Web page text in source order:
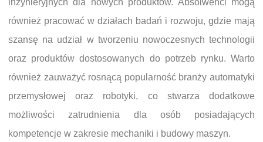
również pracować w działach badań i rozwoju, gdzie mają
szansę na udział w tworzeniu nowoczesnych technologii
oraz produktów dostosowanych do potrzeb rynku. Warto
również zauważyć rosnącą popularność branży automatyki
przemysłowej oraz robotyki, co stwarza dodatkowe
możliwości zatrudnienia dla osób posiadających
kompetencje w zakresie mechaniki i budowy maszyn.